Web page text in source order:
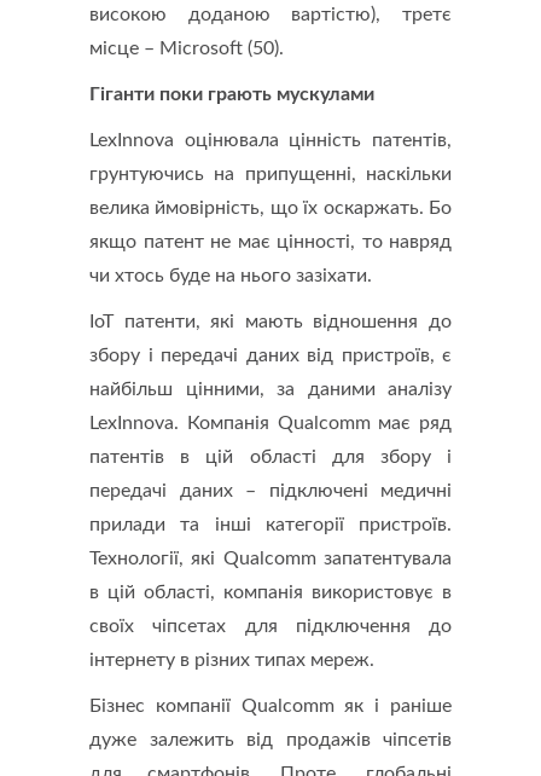
високою доданою вартістю), третє
місце – Microsoft (50).
Гіганти поки грають мускулами
LexInnova оцінювала цінність патентів,
грунтуючись на припущенні, наскільки
велика ймовірність, що їх оскаржать. Бо
якщо патент не має цінності, то навряд
чи хтось буде на нього зазіхати.
IoT патенти, які мають відношення до
збору і передачі даних від пристроїв, є
найбільш цінними, за даними аналізу
LexInnova. Компанія Qualcomm має ряд
патентів в цій області для збору і
передачі даних – підключені медичні
прилади та інші категорії пристроїв.
Технології, які Qualcomm запатентувала
в цій області, компанія використовує в
своїх чіпсетах для підключення до
інтернету в різних типах мереж.
Бізнес компанії Qualcomm як і раніше
дуже залежить від продажів чіпсетів